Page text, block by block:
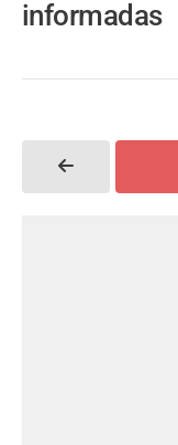
informadas